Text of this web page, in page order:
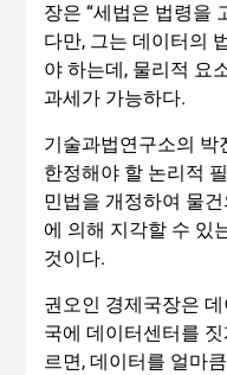
장은 “세법은 법령을
다만, 그는 데이터의
야 하는데, 물리적 요
과세가 가능하다.
기술과법연구소의 박
한정해야 할 논리적
민법을 개정하여 물
에 의해 지각할 수 있
것이다.
권오인 경제국장은
국에 데이터센터를
르면, 데이터를 얼마